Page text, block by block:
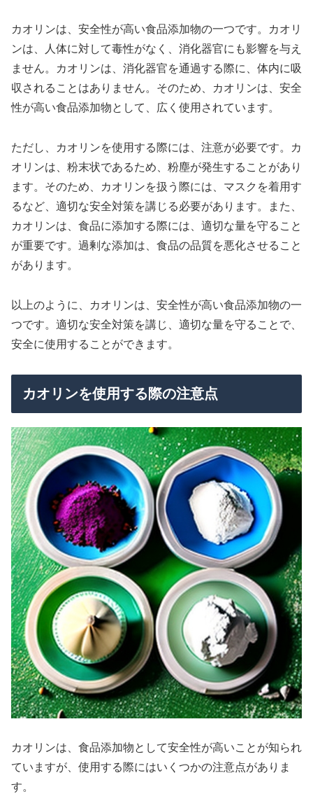
カオリンは、安全性が高い食品添加物の一つです。カオリ
ンは、人体に対して毒性がなく、消化器官にも影響を与え
ません。カオリンは、消化器官を通過する際に、体内に吸
収されることはありません。そのため、カオリンは、安全
性が高い食品添加物として、広く使用されています。
ただし、カオリンを使用する際には、注意が必要です。カ
オリンは、粉末状であるため、粉塵が発生することがあり
ます。そのため、カオリンを扱う際には、マスクを着用す
るなど、適切な安全対策を講じる必要があります。また、
カオリンは、食品に添加する際には、適切な量を守ること
が重要です。過剰な添加は、食品の品質を悪化させること
があります。
以上のように、カオリンは、安全性が高い食品添加物の一
つです。適切な安全対策を講じ、適切な量を守ることで、
安全に使用することができます。
カオリンを使用する際の注意点
カオリンは、食品添加物として安全性が高いことが知られ
ていますが、使用する際にはいくつかの注意点がありま
す。